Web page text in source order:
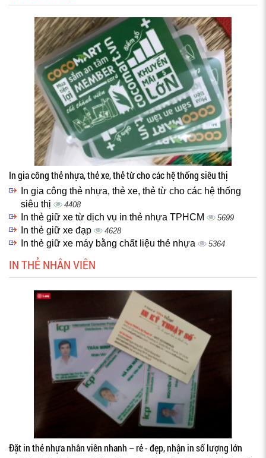
In gia công thẻ nhựa, thẻ xe, thẻ từ cho các hệ thống siêu thị
In gia công thẻ nhựa, thẻ xe, thẻ từ cho các hệ thống
siêu thị
4408
In thẻ giữ xe từ dịch vụ in thẻ nhựa TPHCM 5699
In thẻ giữ xe đạp 4628
In thẻ giữ xe máy bằng chất liệu thẻ nhựa 5364
IN THẺ NHÂN VIÊN
Đặt in thẻ nhựa nhân viên nhanh – rẻ - đẹp, nhận in số lượng lớn